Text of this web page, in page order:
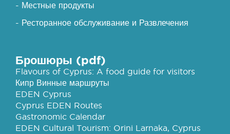
- Местные продукты
- Ресторанное обслуживание и Развлечения
Брошюры (pdf)
Flavours of Cyprus: A food guide for visitors
Кипр Винные маршруты
EDEN Cyprus
Cyprus EDEN Routes
Gastronomic Calendar
EDEN Cultural Tourism: Orini Larnaka, Cyprus